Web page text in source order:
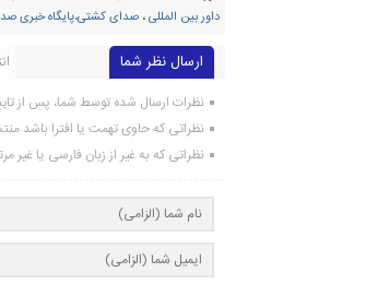
داور بین المللی، صدای کشتی،پایگاه خبری
ارسال نظر شما
نظرات ارسال شده توسط شما، پس از
نظراتی که حاوی تهمت یا افترا باشد
نظراتی که به غیر از زبان فارسی یا